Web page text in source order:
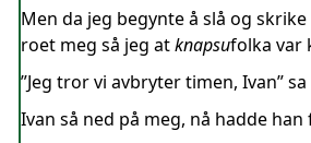
Men da jeg begynte å slå og
roet meg så jeg atknapsufolka var
”Jeg tror vi avbryter timen, Ivan”
Ivan så ned på meg, nå hadde